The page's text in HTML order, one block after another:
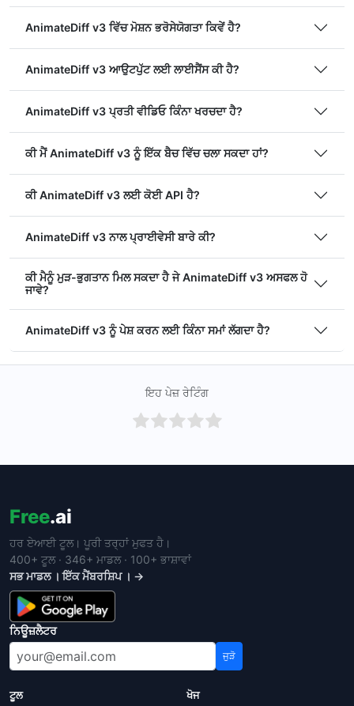
AnimateDiff v3 ਵਿੱਚ ਮੋਸ਼ਨ ਭਰੋਸੇਯੋਗਤਾ ਕਿਵੇਂ ਹੈ?
AnimateDiff v3 ਆਉਟਪੁੱਟ ਲਈ ਲਾਈਸੈਂਸ ਕੀ ਹੈ?
AnimateDiff v3 ਪ੍ਰਤੀ ਵੀਡਿਓ ਕਿੰਨਾ ਖਰਚਦਾ ਹੈ?
ਕੀ ਮੈਂ AnimateDiff v3 ਨੂੰ ਇੱਕ ਬੈਚ ਵਿੱਚ ਚਲਾ ਸਕਦਾ ਹਾਂ?
ਕੀ AnimateDiff v3 ਲਈ ਕੋਈ API ਹੈ?
AnimateDiff v3 ਨਾਲ ਪ੍ਰਾਈਵੇਸੀ ਬਾਰੇ ਕੀ?
ਕੀ ਮੈਨੂੰ ਮੁੜ-ਭੁਗਤਾਨ ਮਿਲ ਸਕਦਾ ਹੈ ਜੇ AnimateDiff v3 ਅਸਫਲ ਹੋ
ਜਾਵੇ?
AnimateDiff v3 ਨੂੰ ਪੇਸ਼ ਕਰਨ ਲਈ ਕਿੰਨਾ ਸਮਾਂ ਲੱਗਦਾ ਹੈ?
ਇਹ ਪੇਜ਼ ਰੇਟਿੰਗ
Free.ai
ਹਰ ਏਆਈ ਟੂਲ। ਪੂਰੀ ਤਰ੍ਹਾਂ ਮੁਫਤ ਹੈ।
400+ ਟੂਲ · 346+ ਮਾਡਲ · 100+ ਭਾਸ਼ਾਵਾਂ
ਸਭ ਮਾਡਲ । ਇੱਕ ਮੈਂਬਰਸ਼ਿਪ । →
ਨਿਊਜ਼ਲੈਟਰ
ਜੁੜੋ
ਟੂਲ ਖੋਜ